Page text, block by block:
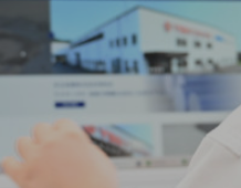
Service
COMPANY